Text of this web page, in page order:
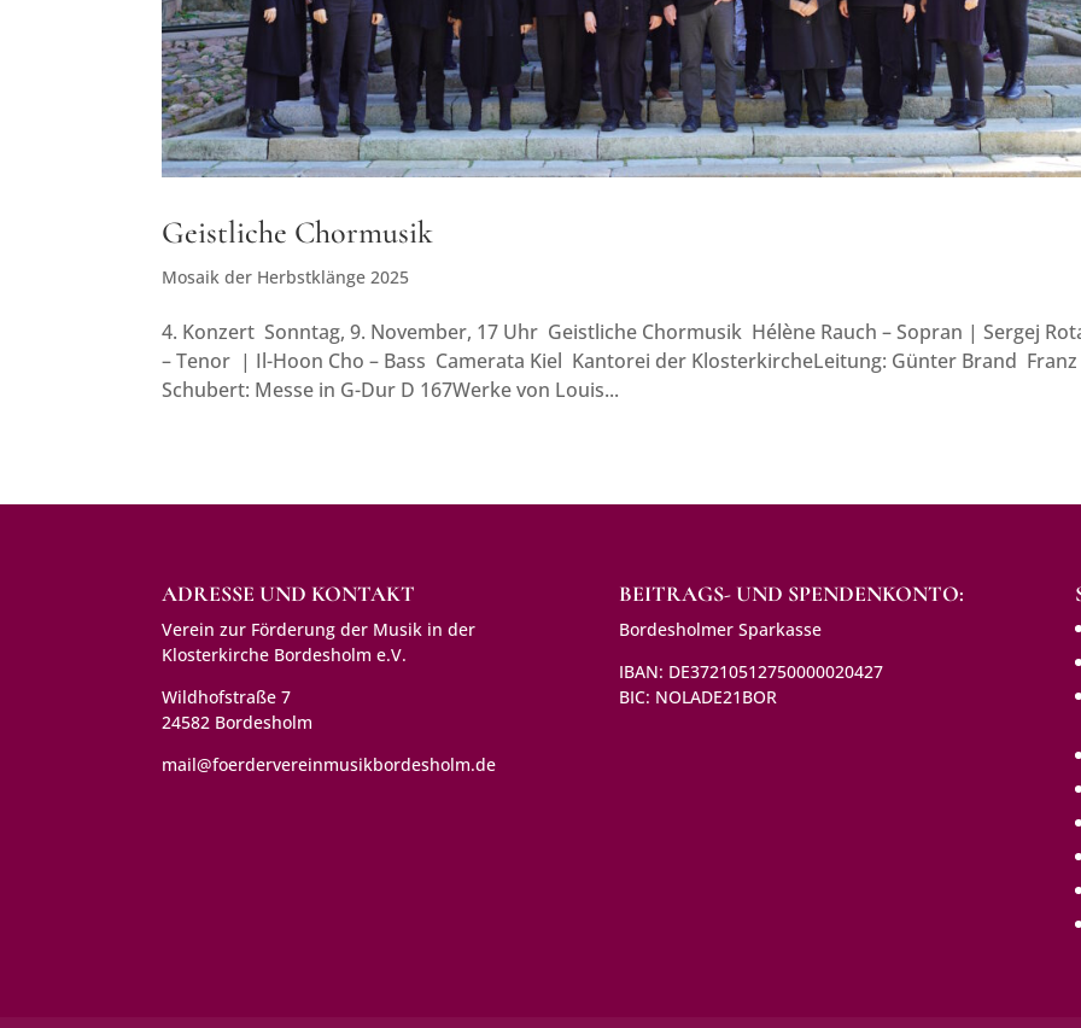
Geistliche Chormusik
Mosaik der Herbstklänge 2025
4. Konzert Sonntag, 9. November, 17 Uhr Geistliche Chormusik Hélène Rauch – Sopran | Sergej
– Tenor | Il-Hoon Cho – Bass Camerata Kiel Kantorei der KlosterkircheLeitung: Günter Brand Franz
Schubert: Messe in G-Dur D 167Werke von Louis...
ADRESSE UND KONTAKT
Verein zur Förderung der Musik in der
Klosterkirche Bordesholm e.V.
Wildhofstraße 7
24582 Bordesholm
mail@foerdervereinmusikbordesholm.de
BEITRAGS- UND SPENDENKONTO:
Bordesholmer Sparkasse
IBAN: DE37210512750000020427
BIC: NOLADE21BOR